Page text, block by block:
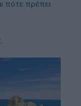
πότε πρέπει